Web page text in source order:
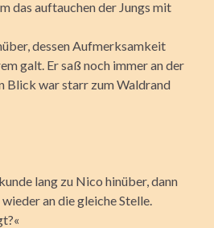
das auftauchen der Jungs mit
dessen Aufmerksamkeit
galt. Er saß noch immer an der
Blick war starr zum Waldrand
lang zu Nico hinüber, dann
an die gleiche Stelle.